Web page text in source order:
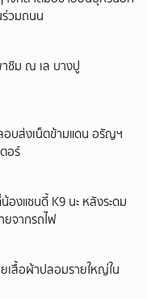
วมถนน
าชิม ณ เล บางปู
อบส่งเน็ตข้ามแดน อรัญฯ
อร์
งแซนดี้ K9 นะ หลังระดม
จากรถไฟ
เสื้อผ้าปลอมรายใหญ่ใน